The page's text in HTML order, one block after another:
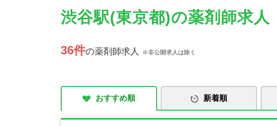
渋谷駅(東京都)の薬剤師求人
36件の薬剤師求人 ※非公開求人は除く
おすすめ順 新着順